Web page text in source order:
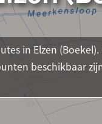
in Elzen
beschikbaar